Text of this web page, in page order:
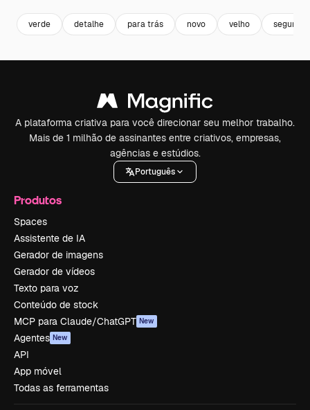
verde detalhe para trás novo velho
A plataforma criativa para você direcionar seu melhor trabalho.
Mais de 1 milhão de assinantes entre criativos, empresas,
agências e estúdios.
Português
Produtos
Spaces
Assistente de IA
Gerador de imagens
Gerador de vídeos
Texto para voz
Conteúdo de stock
MCP para Claude/ChatGPT New
Agentes New
API
App móvel
Todas as ferramentas